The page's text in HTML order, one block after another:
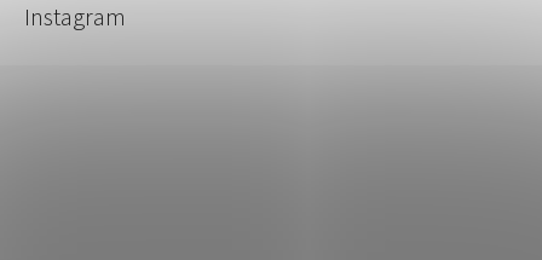
Instagram